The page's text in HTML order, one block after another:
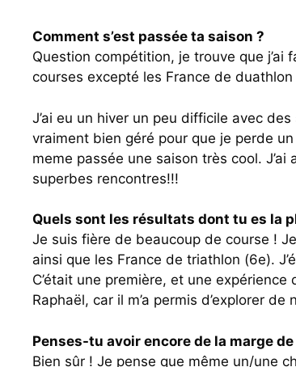
Comment s’est passée ta saison ?
Question compétition, je trouve que j’ai
courses excepté les France de
J’ai eu un hiver un peu difficile avec
vraiment bien géré pour que je perde
meme passée une saison très cool.
superbes rencontres!!!
Quels sont les résultats dont tu es la
Je suis fière de beaucoup de course !
ainsi que les France de triathlon (6e).
C’était une première, et une
Raphaël, car il m’a permis d’explorer
Penses-tu avoir encore de la marge
Bien sûr ! Je pense que même un/une